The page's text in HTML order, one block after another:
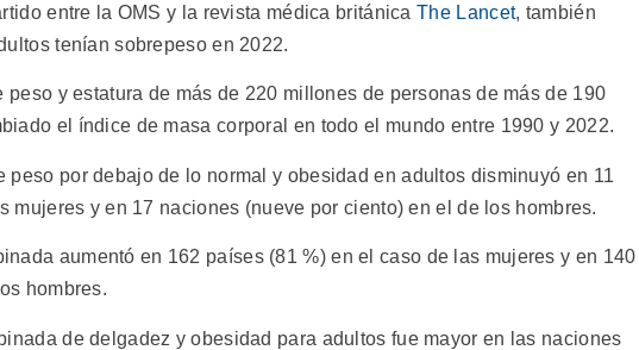
entre la OMS y la revista médica británicaThe Lancet, también
tenían sobrepeso en 2022.
y estatura de más de 220 millones de personas de más de 190
el índice de masa corporal en todo el mundo entre 1990 y 2022.
peso por debajo de lo normal y obesidad en adultos disminuyó en 11
mujeres y en 17 naciones (nueve por ciento) en el de los hombres.
aumentó en 162 países (81 %) en el caso de las mujeres y en 140
hombres.
de delgadez y obesidad para adultos fue mayor en las naciones